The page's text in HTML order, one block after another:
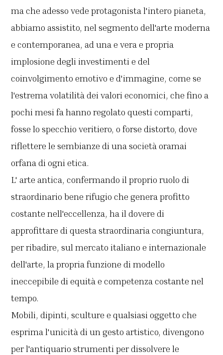
ma che adesso vede protagonista l'intero pianeta,
abbiamo assistito, nel segmento dell'arte moderna
e contemporanea, ad una e vera e propria
implosione degli investimenti e del
coinvolgimento emotivo e d'immagine, come se
l'estrema volatilità dei valori economici, che fino a
pochi mesi fa hanno regolato questi comparti,
fosse lo specchio veritiero, o forse distorto, dove
riflettere le sembianze di una società oramai
orfana di ogni etica.
L' arte antica, confermando il proprio ruolo di
straordinario bene rifugio che genera profitto
costante nell'eccellenza, ha il dovere di
approfittare di questa straordinaria congiuntura,
per ribadire, sul mercato italiano e internazionale
dell'arte, la propria funzione di modello
ineccepibile di equità e competenza costante nel
tempo.
Mobili, dipinti, sculture e qualsiasi oggetto che
esprima l'unicità di un gesto artistico, divengono
per l'antiquario strumenti per dissolvere le